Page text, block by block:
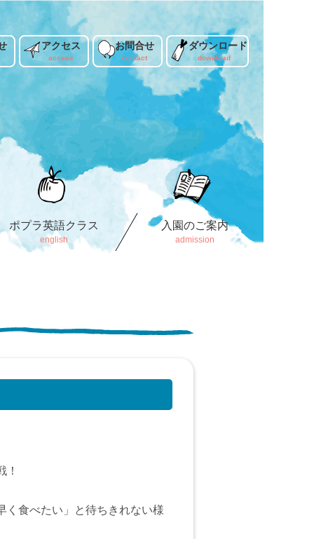
アクセス お問合せ ダウンロード
ポプラ英語クラス 入園のご案内
！
く食べたい」と待ちきれない様